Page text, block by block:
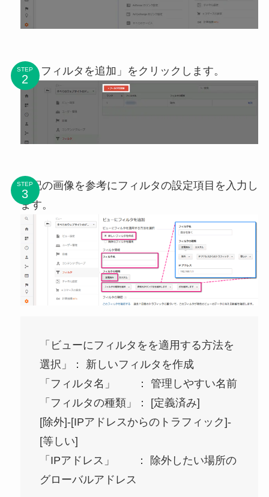
STEP
「+ フィルタを追加」をクリックします。
STEP
下記の画像を参考にフィルタの設定項目を入力し
ます。
「ビューにフィルタをを適用する方法を
選択」： 新しいフィルタを作成
「フィルタ名」 ： 管理しやすい名前
「フィルタの種類」： [定義済み]
[除外]-[IPアドレスからのトラフィック]-
[等しい]
「IPアドレス」 ： 除外したい場所の
グローバルアドレス